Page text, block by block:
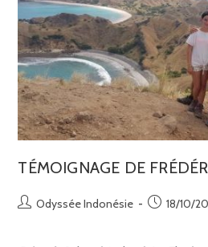
TÉMOIGNAGE DE
Odyssée Indonésie 18/10/